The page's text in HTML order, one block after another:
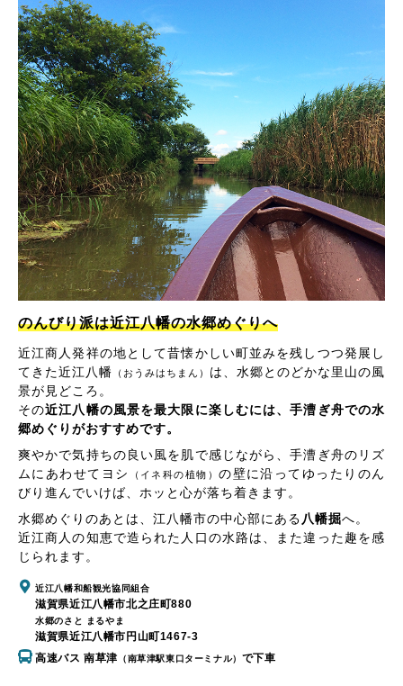
のんびり派は近江八幡の水郷めぐりへ
近江商人発祥の地として昔懐かしい町並みを残しつつ発展し
てきた近江八幡 （おうみはちまん） は、水郷とのどかな里山の風
景が見どころ。
その近江八幡の風景を最大限に楽しむには、手漕ぎ舟での水
郷めぐりがおすすめです。
爽やかで気持ちの良い風を肌で感じながら、手漕ぎ舟のリズ
ムにあわせてヨシ
（イネ科の植物）の壁に沿ってゆったりのん
びり進んでいけば、ホッと心が落ち着きます。
水郷めぐりのあとは、江八幡市の中心部にある八幡掘へ。
近江商人の知恵で造られた人口の水路は、また違った趣を感
じられます。
近江八幡和船観光協同組合
滋賀県近江八幡市北之庄町880
水郷のさと まるやま
滋賀県近江八幡市円山町1467-3
高速バス 南草津 （南草津駅東口ターミナル） で下車